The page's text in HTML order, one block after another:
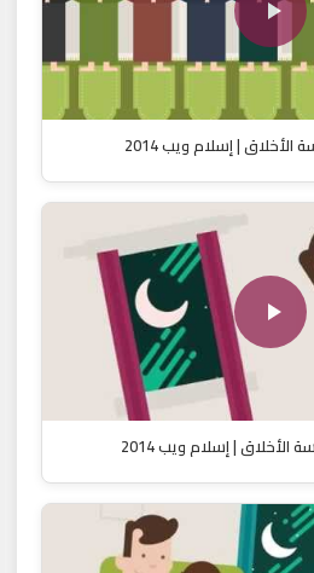
| إسلام ويب 2014
| إسلام ويب 2014